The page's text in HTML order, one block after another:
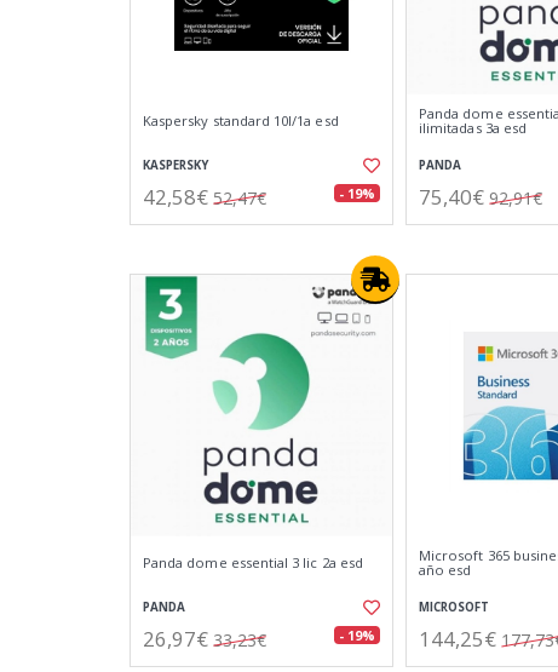
Kaspersky standard 10l/1a esd
KASPERSKY
42,58€ 52,47€ - 19%
Panda dome
ilimitadas 3a esd
PANDA
75,40€ 92,91€
Panda dome essential 3 lic 2a esd
PANDA
26,97€ 33,23€ - 19%
Microsoft 365
año esd
MICROSOFT
144,25€